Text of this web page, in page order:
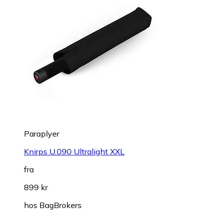
Paraplyer
Knirps U.090 Ultralight XXL
fra
899 kr
hos BagBrokers